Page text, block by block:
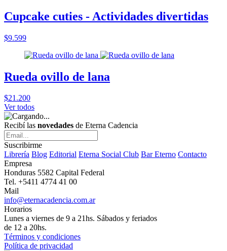
Cupcake cuties - Actividades divertidas
$9.599
Rueda ovillo de lana
$21.200
Ver todos
Recibí las novedades de Eterna Cadencia
Suscribirme
Librería Blog Editorial Eterna Social Club Bar Eterno Contacto
Empresa
Honduras 5582 Capital Federal
Tel. +5411 4774 41 00
Mail
info@eternacadencia.com.ar
Horarios
Lunes a viernes de 9 a 21hs. Sábados y feriados
de 12 a 20hs.
Términos y condiciones
Política de privacidad